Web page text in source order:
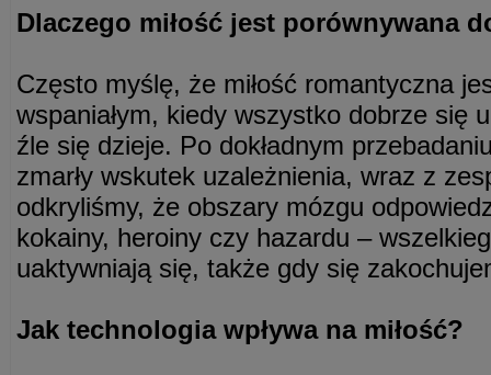
Dlaczego miłość jest porównywana
Często myślę, że miłość romantyczna
wspaniałym, kiedy wszystko dobrze się
źle się dzieje. Po dokładnym
zmarły wskutek uzależnienia, wraz z
odkryliśmy, że obszary mózgu
kokainy, heroiny czy hazardu –
uaktywniają się, także gdy się
Jak technologia wpływa na miłość?